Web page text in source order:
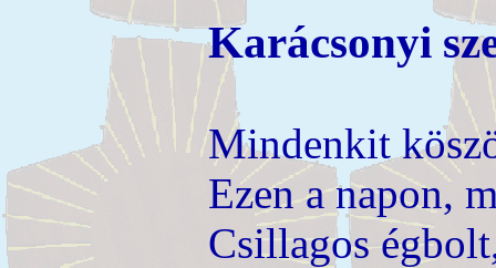
Karácsonyi
Mindenkit
Ezen a napon,
Csillagos